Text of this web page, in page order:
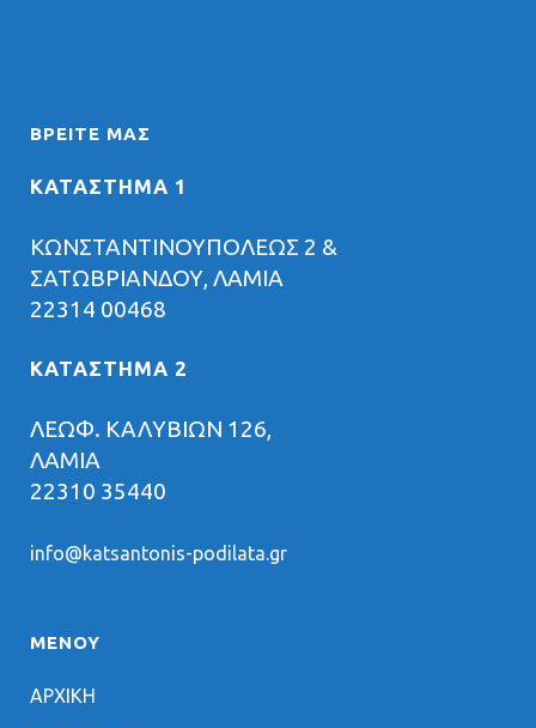
ΒΡΕΊΤΕ ΜΑΣ
ΚΑΤΑΣΤΗΜΑ 1
ΚΩΝΣΤΑΝΤΙΝΟΥΠΟΛΕΩΣ 2 &
ΣΑΤΩΒΡΙΑΝΔΟΥ, ΛΑΜΙΑ
22314 00468
ΚΑΤΑΣΤΗΜΑ 2
ΛΕΩΦ. ΚΑΛΥΒΙΩΝ 126,
ΛΑΜΙΑ
22310 35440
info@katsantonis-podilata.gr
ΜΕΝΟΥ
ΑΡΧΙΚΗ